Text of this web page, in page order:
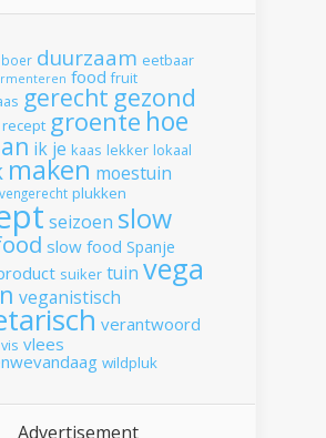
boer duurzaam eetbaar
food fruit
gerecht gezond
groente hoe
ik je kaas lekker lokaal
maken moestuin
plukken
seizoen slow
slow food Spanje
suiker tuin vega
veganistisch
verantwoord
vis vlees
wildpluk
Advertisement